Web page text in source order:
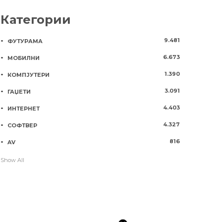
Категории
ФУТУРАМА 9.481
МОБИЛНИ 6.673
КОМПЈУТЕРИ 1.390
ГАЏЕТИ 3.091
ИНТЕРНЕТ 4.403
СОФТВЕР 4.327
AV 816
Show All